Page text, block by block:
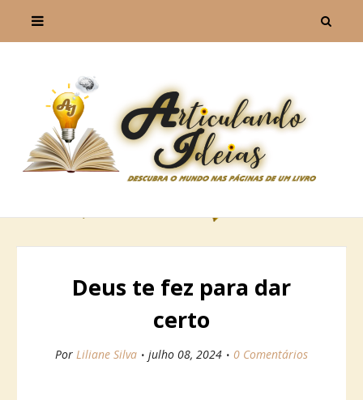
Deus te fez para dar
certo
Por Liliane Silva julho 08, 2024 0 Comentários